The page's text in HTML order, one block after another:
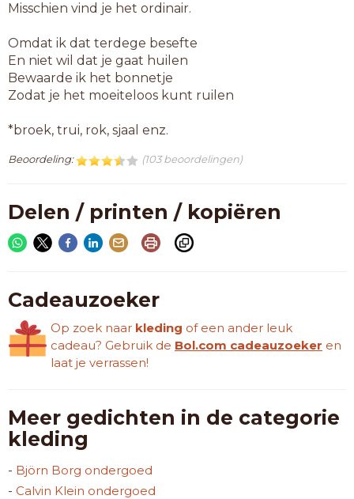
Misschien vind je het ordinair.
Omdat ik dat terdege besefte
En niet wil dat je gaat huilen
Bewaarde ik het bonnetje
Zodat je het moeiteloos kunt ruilen
*broek, trui, rok, sjaal enz.
Beoordeling: (103 beoordelingen)
Delen / printen / kopiëren
Cadeauzoeker
Op zoek naar kleding of een ander leuk
cadeau? Gebruik de Bol.com cadeauzoeker en
laat je verrassen!
Meer gedichten in de categorie
kleding
- Björn Borg ondergoed
- Calvin Klein ondergoed